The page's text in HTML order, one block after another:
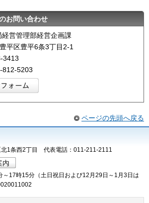
お問い合わせ
営管理部経営企画課
平区豊平6条3丁目2-1
3413
812-5203
ページの先頭へ戻る
北1条西2丁目 代表電話：011-211-2111
～17時15分（土日祝日および12月29日～1月3日は